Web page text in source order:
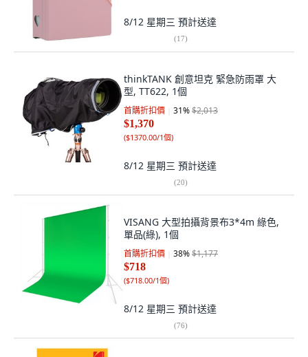
8/12 星期三 預計送達
(17)
thinkTANK 創意坦克 緊急防雨罩 大
型, TT622, 1個
首購折扣價 31%$2,013
$1,370
($1370.00/1個)
8/12 星期三 預計送達
(20)
VISANG 大型拍攝背景布3*4m 綠色,
單品(綠), 1個
首購折扣價 38%$1,177
$718
($718.00/1個)
8/12 星期三 預計送達
(76)